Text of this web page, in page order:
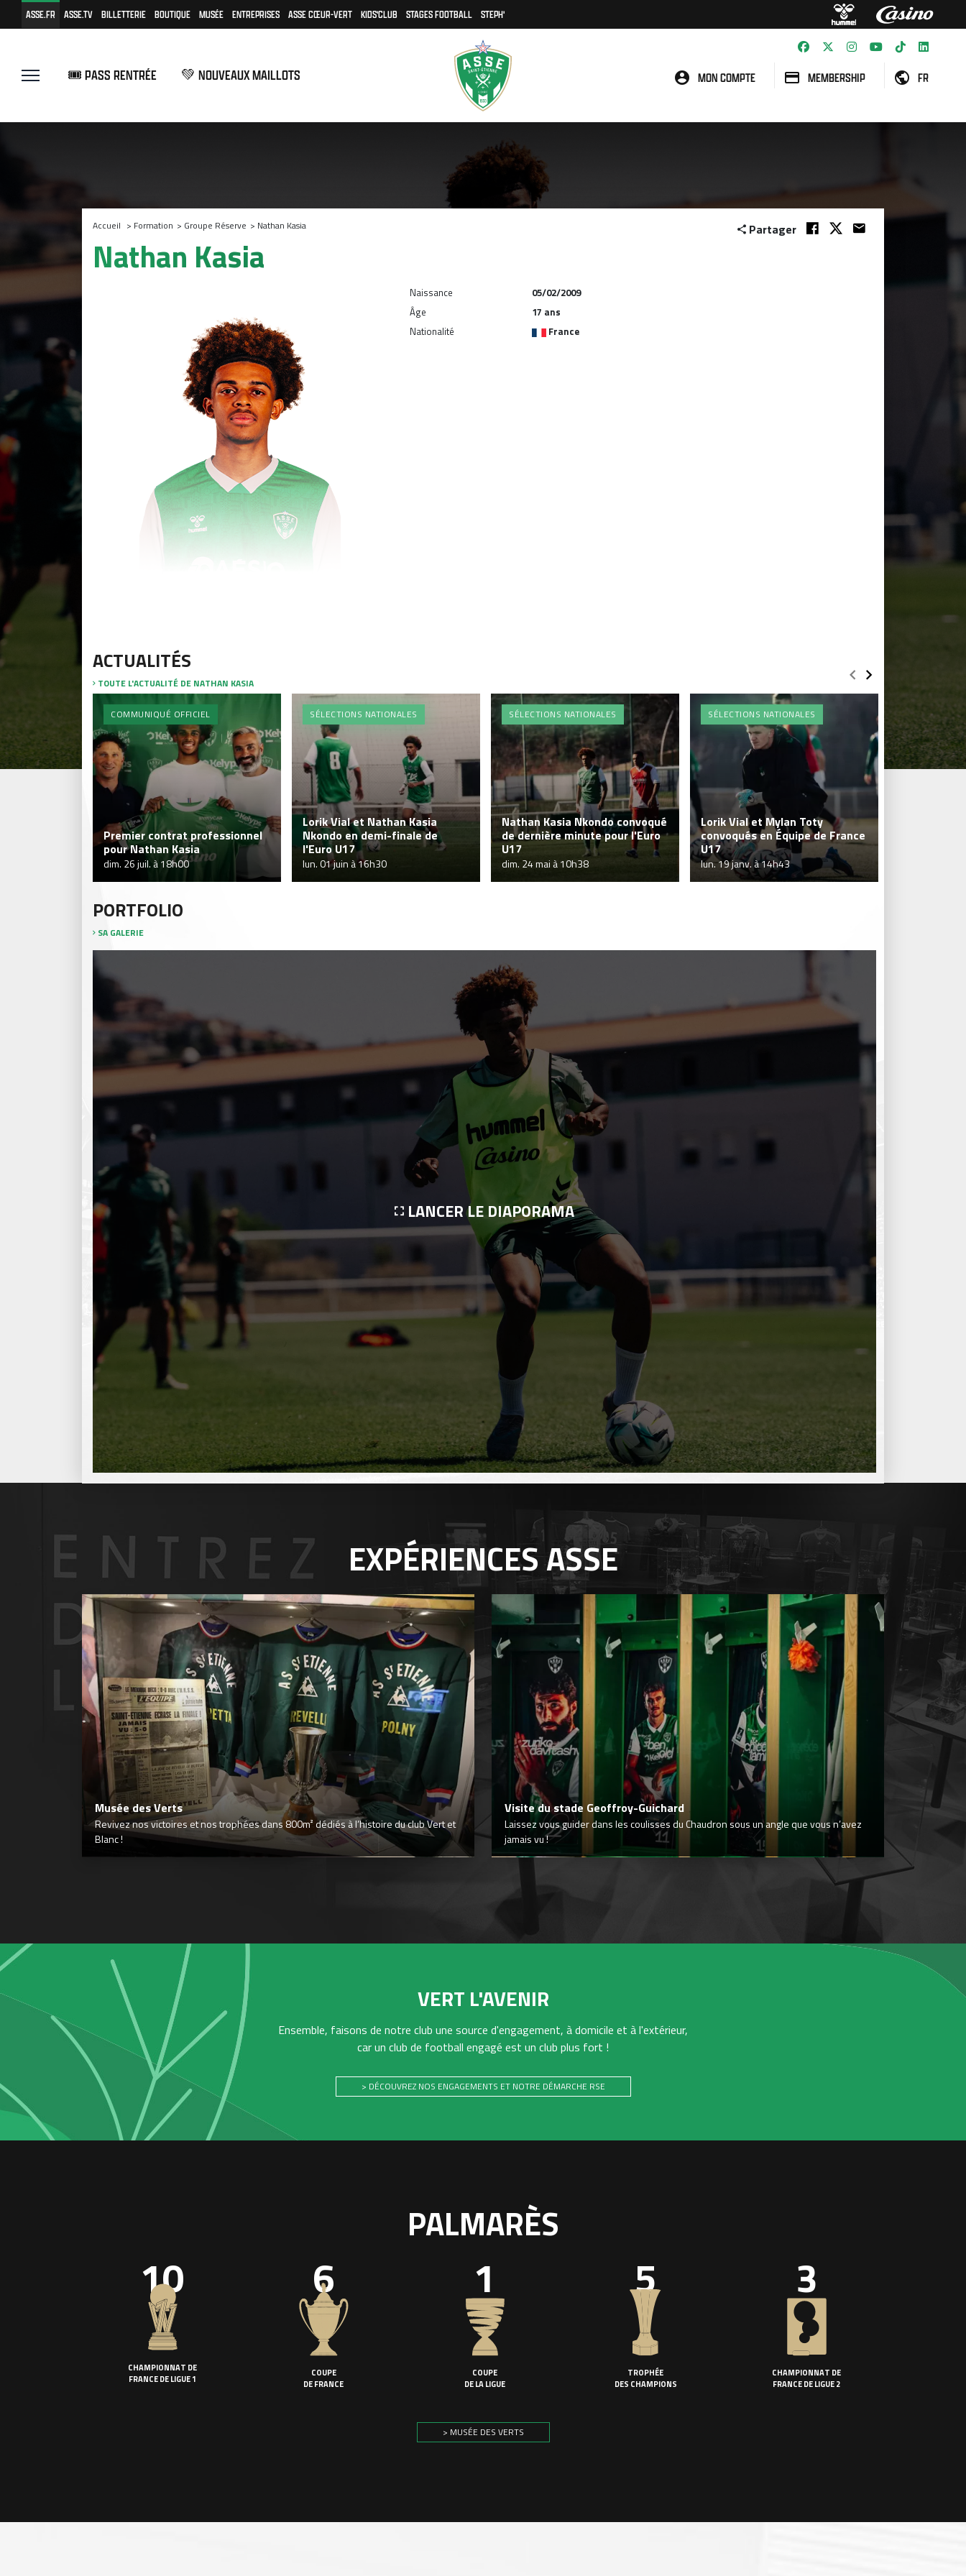
ASSE.FR ASSE.TV BILLETTERIE BOUTIQUE MUSÉE ENTREPRISES ASSE CŒUR-VERT KIDS'CLUB STAGES FOOTBALL STEPH'
🎟️ PASS RENTRÉE 💚 NOUVEAUX MAILLOTS MON COMPTE MEMBERSHIP FR
Accueil > Formation > Groupe Réserve > Nathan Kasia Partager
Nathan Kasia
Naissance
05/02/2009
Âge
17 ans
Nationalité
France
ACTUALITÉS
TOUTE L'ACTUALITÉ DE NATHAN KASIA
COMMUNIQUÉ OFFICIEL
Premier contrat professionnel
pour Nathan Kasia
dim. 26 juil. à 18h00
SÉLECTIONS NATIONALES
Lorik Vial et Nathan Kasia
Nkondo en demi-finale de
l'Euro U17
lun. 01 juin à 16h30
SÉLECTIONS NATIONALES
Nathan Kasia Nkondo convoqué
de dernière minute pour l'Euro
U17
dim. 24 mai à 10h38
SÉLECTIONS NATIONALES
Lorik Vial et Mylan Toty
convoqués en Équipe de France
U17
lun. 19 janv. à 14h43
PORTFOLIO
SA GALERIE
LANCER LE DIAPORAMA
EXPÉRIENCESASSE
Musée des Verts
Revivez nos victoires et nos trophées dans 800m² dédiés à l’histoire du club Vert et
Blanc !
Visite du stade Geoffroy-Guichard
Laissez vous guider dans les coulisses du Chaudron sous un angle que vous n’avez
jamais vu !
VERT L'AVENIR
Ensemble, faisons de notre club une source d'engagement, à domicile et à l'extérieur,
car un club de football engagé est un club plus fort !
> DÉCOUVREZ NOS ENGAGEMENTS ET NOTRE DÉMARCHE RSE
PALMARÈS
10
CHAMPIONNAT DE
FRANCE DE LIGUE 1
6
COUPE
DE FRANCE
1
COUPE
DE LA LIGUE
5
TROPHÉE
DES CHAMPIONS
3
CHAMPIONNAT DE
FRANCE DE LIGUE 2
> MUSÉE DES VERTS